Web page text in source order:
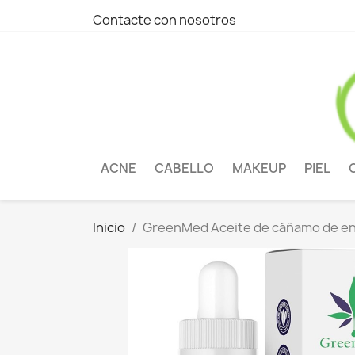
Contacte con nosotros
ACNE CABELLO MAKEUP PIEL
Inicio GreenMed Aceite de cáñamo de